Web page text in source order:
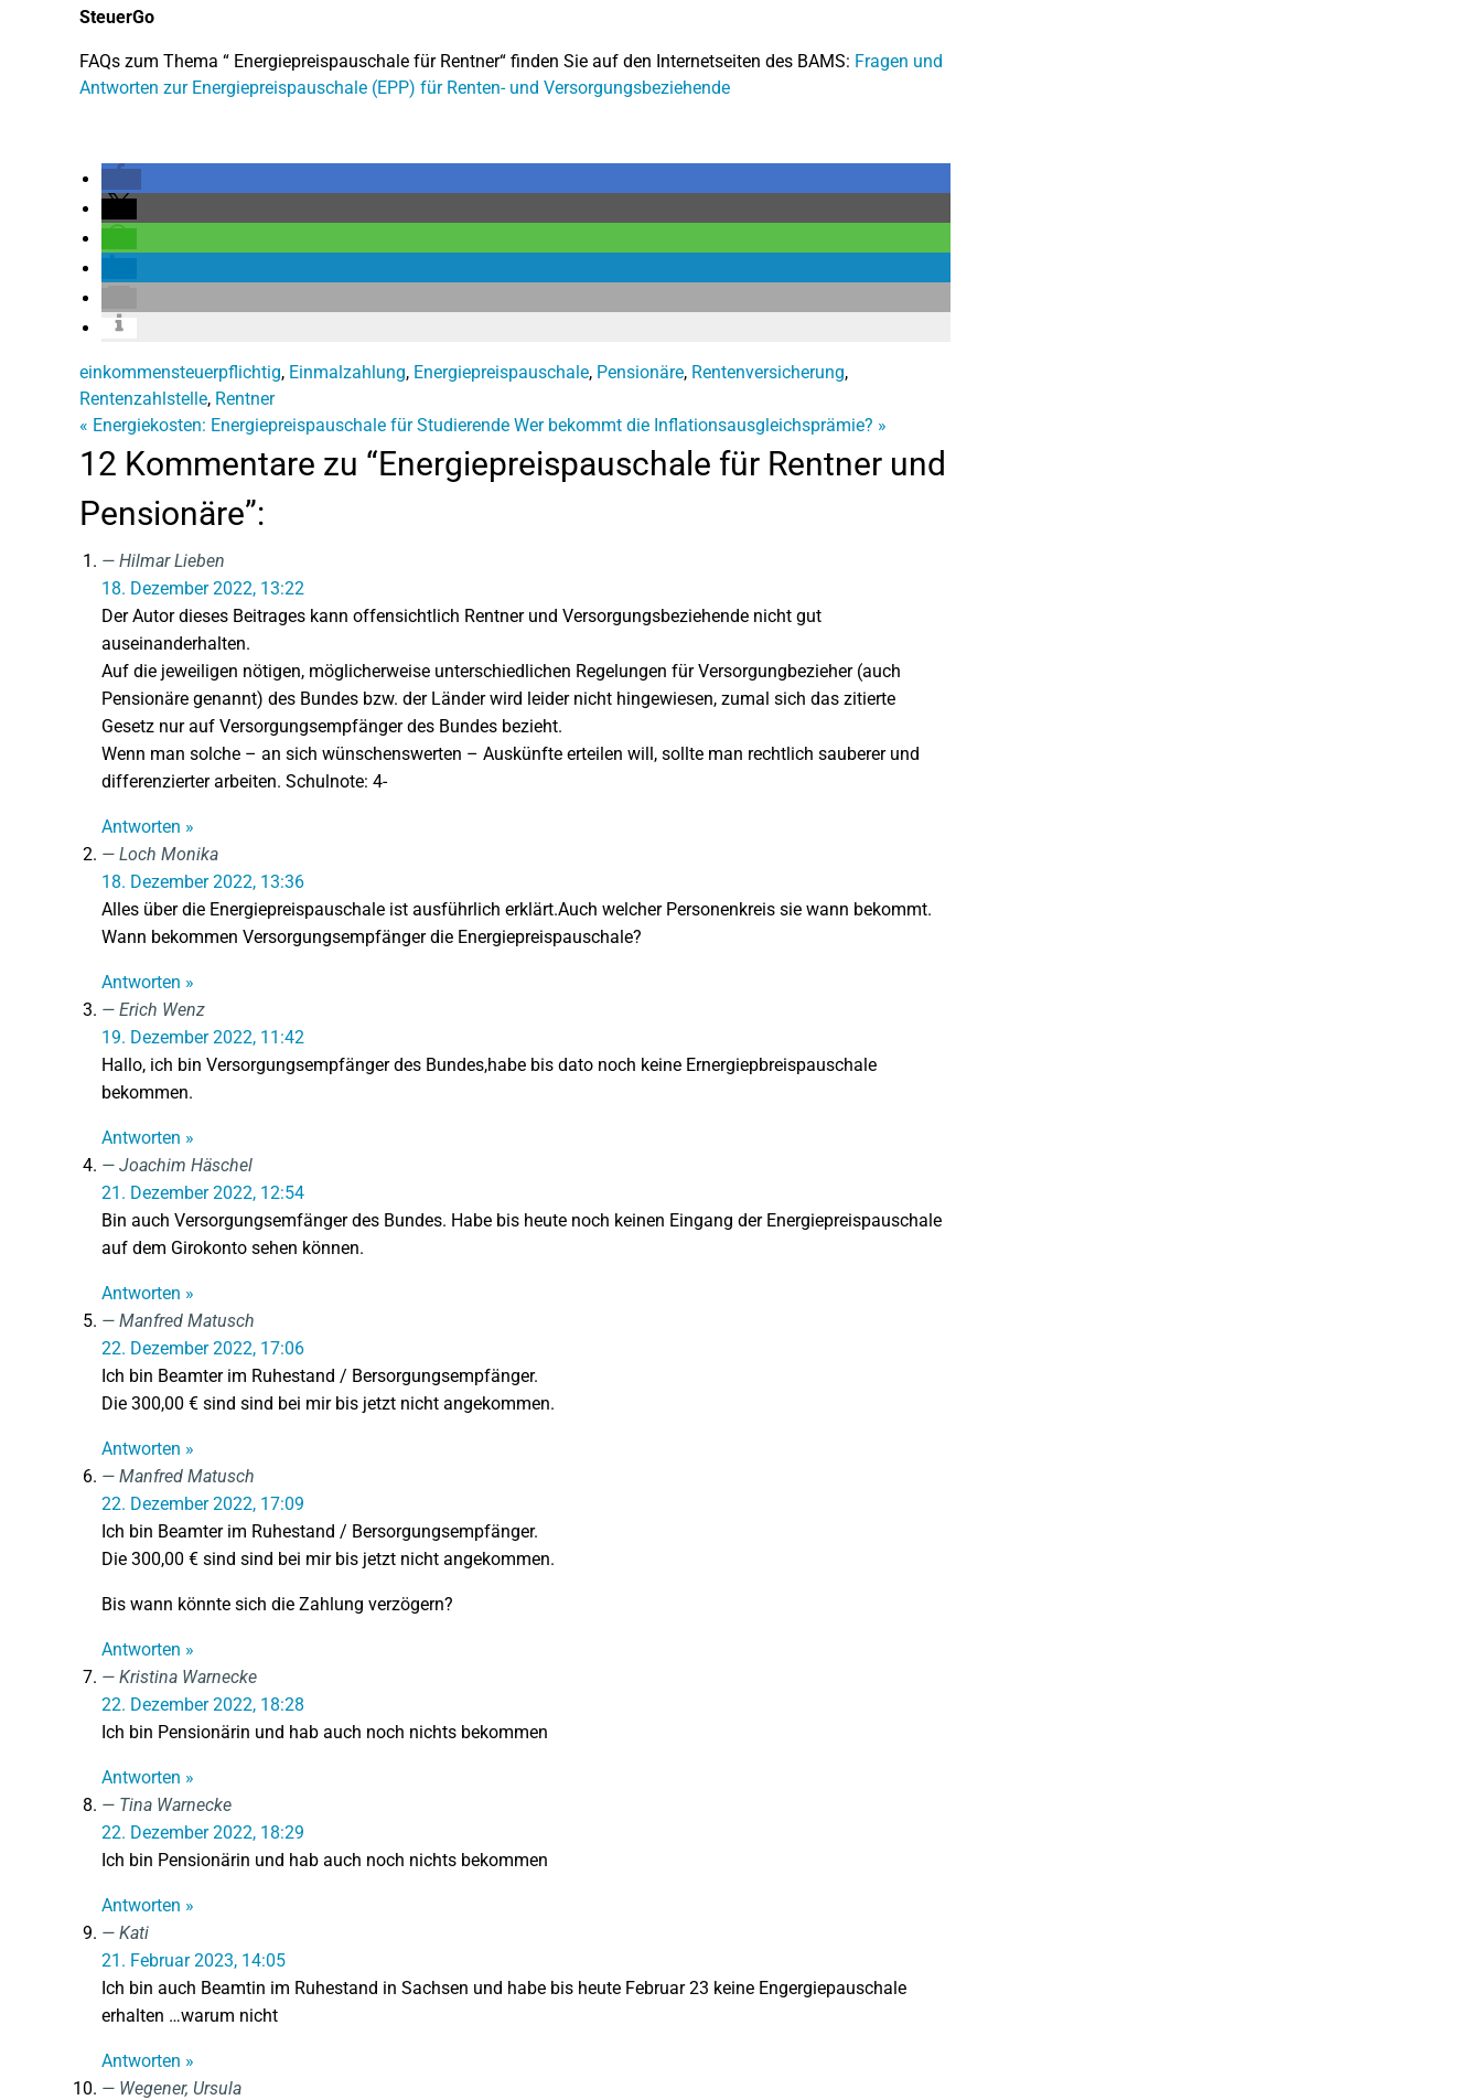
SteuerGo
FAQs zum Thema “ Energiepreispauschale für Rentner“ finden Sie auf den Internetseiten des BAMS: Fragen und
Antworten zur Energiepreispauschale (EPP) für Renten- und Versorgungsbeziehende
einkommensteuerpflichtig, Einmalzahlung, Energiepreispauschale, Pensionäre, Rentenversicherung,
Rentenzahlstelle, Rentner
« Energiekosten: Energiepreispauschale für Studierende Wer bekommt die Inflationsausgleichsprämie? »
12 Kommentare zu “Energiepreispauschale für Rentner und
Pensionäre”:
Hilmar Lieben
18. Dezember 2022, 13:22
Der Autor dieses Beitrages kann offensichtlich Rentner und Versorgungsbeziehende nicht gut
auseinanderhalten.
Auf die jeweiligen nötigen, möglicherweise unterschiedlichen Regelungen für Versorgungbezieher (auch
Pensionäre genannt) des Bundes bzw. der Länder wird leider nicht hingewiesen, zumal sich das zitierte
Gesetz nur auf Versorgungsempfänger des Bundes bezieht.
Wenn man solche – an sich wünschenswerten – Auskünfte erteilen will, sollte man rechtlich sauberer und
differenzierter arbeiten. Schulnote: 4-
Antworten »
Loch Monika
18. Dezember 2022, 13:36
Alles über die Energiepreispauschale ist ausführlich erklärt.Auch welcher Personenkreis sie wann bekommt.
Wann bekommen Versorgungsempfänger die Energiepreispauschale?
Antworten »
Erich Wenz
19. Dezember 2022, 11:42
Hallo, ich bin Versorgungsempfänger des Bundes,habe bis dato noch keine Ernergiepbreispauschale
bekommen.
Antworten »
Joachim Häschel
21. Dezember 2022, 12:54
Bin auch Versorgungsemfänger des Bundes. Habe bis heute noch keinen Eingang der Energiepreispauschale
auf dem Girokonto sehen können.
Antworten »
Manfred Matusch
22. Dezember 2022, 17:06
Ich bin Beamter im Ruhestand / Bersorgungsempfänger.
Die 300,00 € sind sind bei mir bis jetzt nicht angekommen.
Antworten »
Manfred Matusch
22. Dezember 2022, 17:09
Ich bin Beamter im Ruhestand / Bersorgungsempfänger.
Die 300,00 € sind sind bei mir bis jetzt nicht angekommen.
Bis wann könnte sich die Zahlung verzögern?
Antworten »
Kristina Warnecke
22. Dezember 2022, 18:28
Ich bin Pensionärin und hab auch noch nichts bekommen
Antworten »
Tina Warnecke
22. Dezember 2022, 18:29
Ich bin Pensionärin und hab auch noch nichts bekommen
Antworten »
Kati
21. Februar 2023, 14:05
Ich bin auch Beamtin im Ruhestand in Sachsen und habe bis heute Februar 23 keine Engergiepauschale
erhalten …warum nicht
Antworten »
Wegener, Ursula